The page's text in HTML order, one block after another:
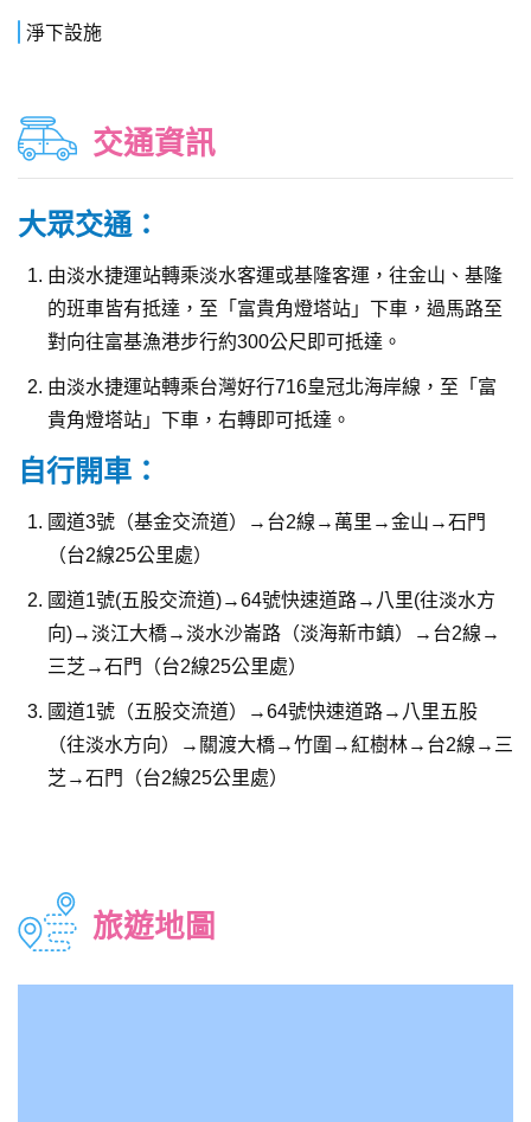
淨下設施
交通資訊
大眾交通：
由淡水捷運站轉乘淡水客運或基隆客運，往金山、基隆
的班車皆有抵達，至「富貴角燈塔站」下車，過馬路至
對向往富基漁港步行約300公尺即可抵達。
由淡水捷運站轉乘台灣好行716皇冠北海岸線，至「富
貴角燈塔站」下車，右轉即可抵達。
自行開車：
國道3號（基金交流道）→台2線→萬里→金山→石門
（台2線25公里處）
國道1號(五股交流道)→64號快速道路→八里(往淡水方
向)→淡江大橋→淡水沙崙路（淡海新市鎮）→台2線→
三芝→石門（台2線25公里處）
國道1號（五股交流道）→64號快速道路→八里五股
（往淡水方向）→關渡大橋→竹圍→紅樹林→台2線→三
芝→石門（台2線25公里處）
旅遊地圖